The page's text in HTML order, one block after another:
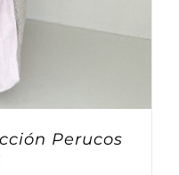
Perucos